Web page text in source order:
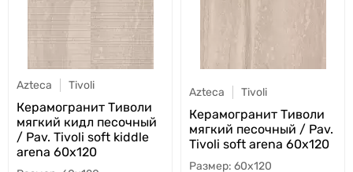
Azteca Tivoli
Керамогранит Тиволи
мягкий кидл песочный
/ Pav. Tivoli soft kiddle
arena 60x120
Azteca Tivoli
Керамогранит Тиволи
мягкий песочный / Pav.
Tivoli soft arena 60x120
60x120